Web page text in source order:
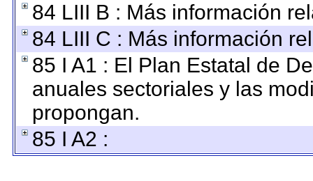
84 LIII B : Más información
84 LIII C : Más información
85 I A1 : El Plan Estatal de
anuales sectoriales y las
propongan.
85 I A2 :